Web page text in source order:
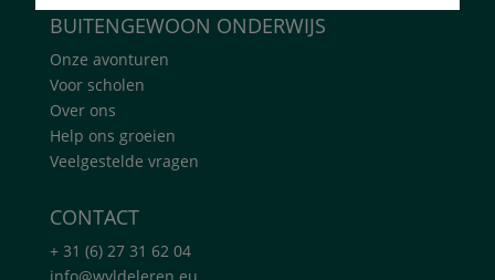
BUITENGEWOON ONDERWIJS
Onze avonturen
Voor scholen
Over ons
Help ons groeien
Veelgestelde vragen
CONTACT
+ 31 (6) 27 31 62 04